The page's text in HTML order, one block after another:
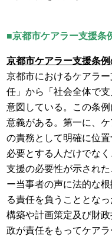
■京都市ケアラー支援条
京都市ケアラー支援条
京都市におけるケアラ
任」から「社会全体で
意図している。この条
意義がある。第一に、
の責務として明確に位
必要とする人だけでな
支援の必要性が示され
ー当事者の声に法的な
る責任を負うこととな
構築や計画策定及び財
政が責任をもってケア